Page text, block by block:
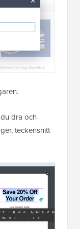
dra och
teckensnitt